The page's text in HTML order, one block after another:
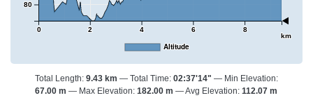
0 2 4 6 8
km
80
Altitude
Total Length: 9.43 km Total Time: 02:37'14"
Min Elevation:
67.00 m
Max Elevation: 182.00 m Avg Elevation: 112.07 m